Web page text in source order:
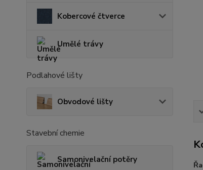
Kobercové čtverce
Umělé trávy
Podlahové lišty
Obvodové lišty
Stavební chemie
Samonivelační potěry